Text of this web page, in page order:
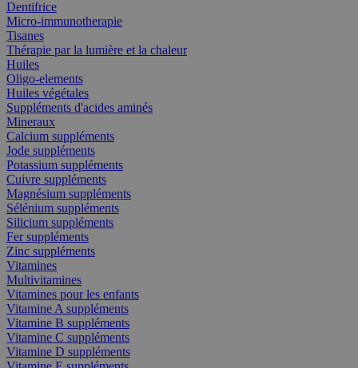
Dentifrice
Micro-immunotherapie
Tisanes
Thérapie par la lumière et la chaleur
Huiles
Oligo-elements
Huiles végétales
Suppléments d'acides aminés
Mineraux
Calcium suppléments
Jode suppléments
Potassium suppléments
Cuivre suppléments
Magnésium suppléments
Sélénium suppléments
Silicium suppléments
Fer suppléments
Zinc suppléments
Vitamines
Multivitamines
Vitamines pour les enfants
Vitamine A suppléments
Vitamine B suppléments
Vitamine C suppléments
Vitamine D suppléments